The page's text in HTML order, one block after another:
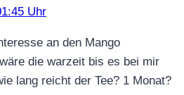
Uhr
an den Mango
die warzeit bis es bei mir
lang reicht der Tee? 1 Monat?